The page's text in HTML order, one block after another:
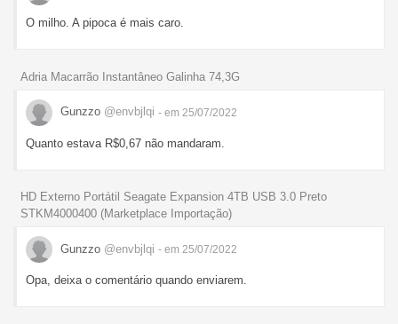
O milho. A pipoca é mais caro.
Adria Macarrão Instantâneo Galinha 74,3G
Gunzzo @envbjlqi - em 25/07/2022
Quanto estava R$0,67 não mandaram.
HD Externo Portátil Seagate Expansion 4TB USB 3.0 Preto
STKM4000400 (Marketplace Importação)
Gunzzo @envbjlqi - em 25/07/2022
Opa, deixa o comentário quando enviarem.